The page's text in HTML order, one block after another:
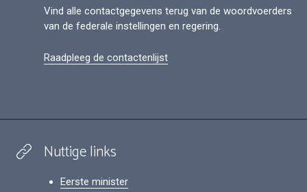
Vind alle contactgegevens terug van de woordvoerders
van de federale instellingen en regering.
Raadpleeg de contactenlijst
Nuttige links
Eerste minister